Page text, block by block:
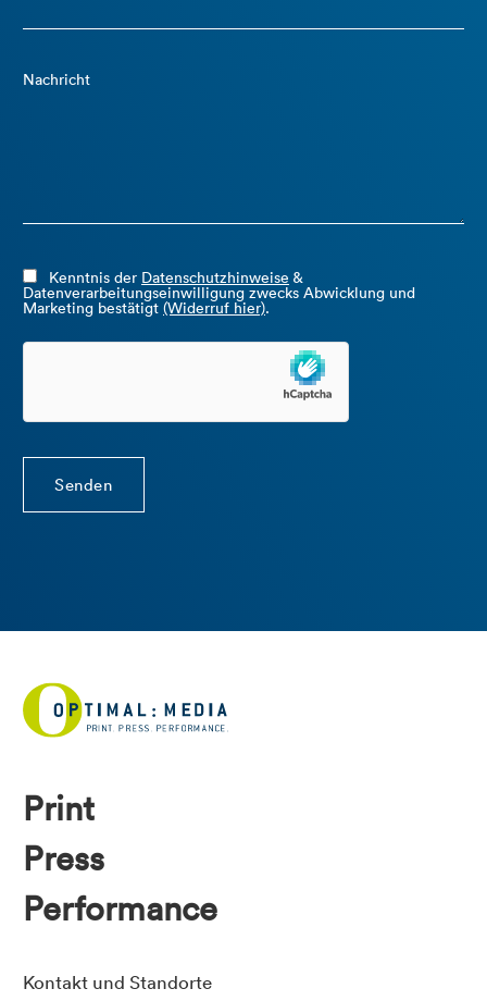
Nachricht
Kenntnis der Datenschutzhinweise &
Datenverarbeitungseinwilligung zwecks Abwicklung und
Marketing bestätigt (Widerruf hier).
Print
Press
Performance
Kontakt und Standorte